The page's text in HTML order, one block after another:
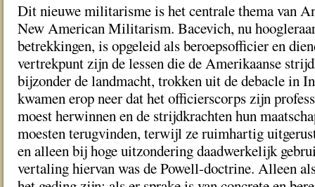
Dit nieuwe militarisme is het centrale thema van
New American Militarism. Bacevich, nu
betrekkingen, is opgeleid als beroepsofficier en
vertrekpunt zijn de lessen die de Amerikaanse
bijzonder de landmacht, trokken uit de debacle in
kwamen erop neer dat het officierscorps zijn
moest herwinnen en de strijdkrachten hun
moesten terugvinden, terwijl ze ruimhartig
en alleen bij hoge uitzondering daadwerkelijk
vertaling hiervan was de Powell-doctrine. Alleen